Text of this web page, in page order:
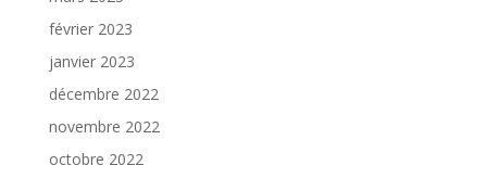
février 2023
janvier 2023
décembre 2022
novembre 2022
octobre 2022